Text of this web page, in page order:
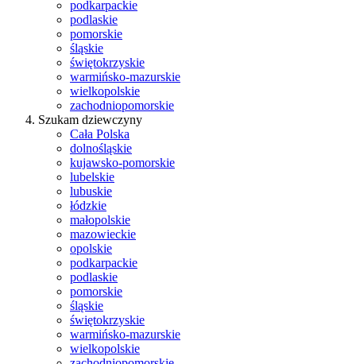
podkarpackie
podlaskie
pomorskie
śląskie
świętokrzyskie
warmińsko-mazurskie
wielkopolskie
zachodniopomorskie
Szukam dziewczyny
Cała Polska
dolnośląskie
kujawsko-pomorskie
lubelskie
lubuskie
łódzkie
małopolskie
mazowieckie
opolskie
podkarpackie
podlaskie
pomorskie
śląskie
świętokrzyskie
warmińsko-mazurskie
wielkopolskie